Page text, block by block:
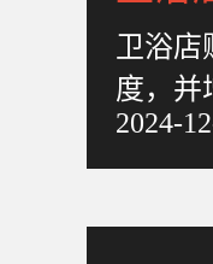
卫浴店
度，并
者在购
2024-